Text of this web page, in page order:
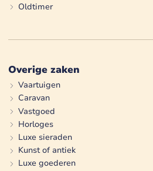
Oldtimer
Overige zaken
Vaartuigen
Caravan
Vastgoed
Horloges
Luxe sieraden
Kunst of antiek
Luxe goederen